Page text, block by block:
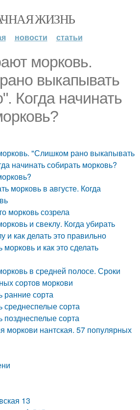
ЖИЗНЬ
новости статьи
морковь.
выкапывать
Когда начинать
"Слишком рано выкапывать
начинать собирать морковь?
морковь в августе. Когда
морковь созрела
и свеклу. Когда убирать
и как делать это правильно
морковь и как это сделать
в средней полосе. Сроки
сортов моркови
ранние сорта
среднеспелые сорта
позднеспелые сорта
моркови нантская. 57 популярных
13